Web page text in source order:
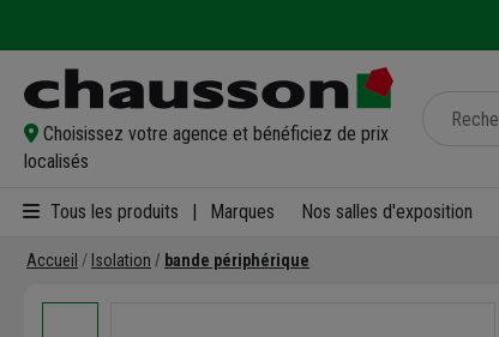
Choisissez votre agence et bénéficiez de prix
localisés
Tous les produits Marques Nos salles d'exposition
Accueil Isolation bande périphérique